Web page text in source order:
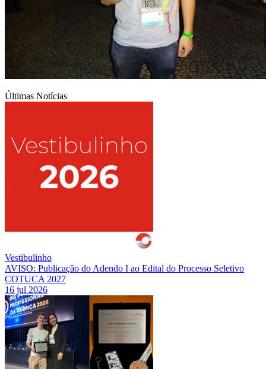
Últimas Notícias
Vestibulinho
AVISO: Publicação do Adendo I ao Edital do Processo Seletivo
COTUCA 2027
16 jul 2026